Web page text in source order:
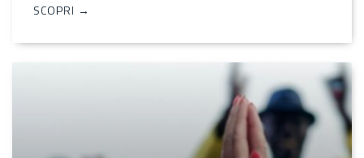
SCOPRI →